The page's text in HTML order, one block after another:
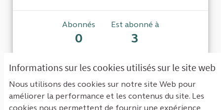
Informations sur les cookies utilisés sur le site web
Nous utilisons des cookies sur notre site Web pour
améliorer la performance et les contenus du site. Les
cookies nous permettent de fournir une expérience
Abonnés
0
Est abonné à
3
Aucun abonné pour le moment.